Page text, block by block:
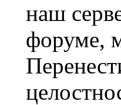
наш
форуме,